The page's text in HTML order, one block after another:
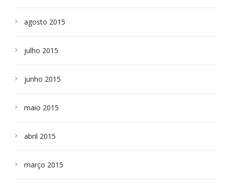
agosto 2015
julho 2015
junho 2015
maio 2015
abril 2015
março 2015